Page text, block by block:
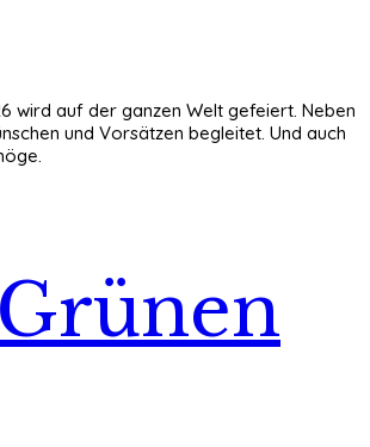
wird auf der ganzen Welt gefeiert. Neben
und Vorsätzen begleitet. Und auch